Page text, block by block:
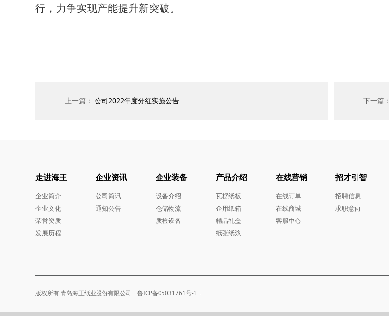
行，力争实现产能提升新突破。
上一篇： 公司2022年度分红实施公告 下一篇：
走进海王
企业简介
企业文化
荣誉资质
发展历程
企业资讯
公司简讯
通知公告
企业装备
设备介绍
仓储物流
质检设备
产品介绍
瓦楞纸板
企用纸箱
精品礼盒
纸张纸浆
在线营销
在线订单
在线商城
客服中心
招才引智
招聘信息
求职意向
版权所有 青岛海王纸业股份有限公司 鲁ICP备05031761号-1